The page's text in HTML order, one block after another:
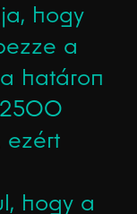
hogy
a
határon
2500
ezért
hogy a